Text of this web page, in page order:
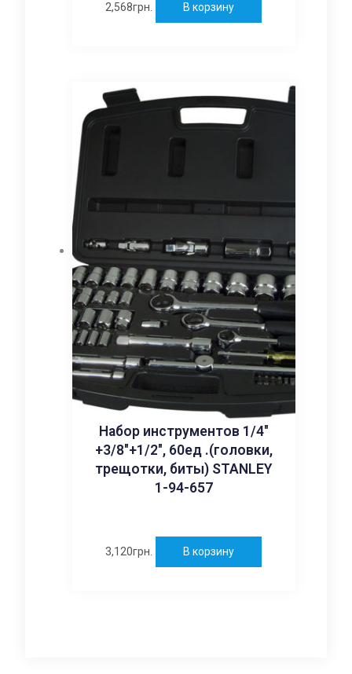
2,568грн. В корзину
Набор инструментов 1/4″
+3/8″+1/2″, 60ед .(головки,
трещотки, биты) STANLEY
1-94-657
3,120грн. В корзину